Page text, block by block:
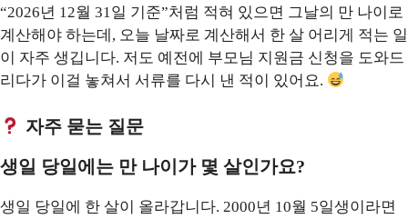
“2026년 12월 31일 기준”처럼 적혀 있으면 그날의 만 나이로
계산해야 하는데, 오늘 날짜로 계산해서 한 살 어리게 적는 일
이 자주 생깁니다. 저도 예전에 부모님 지원금 신청을 도와드
리다가 이걸 놓쳐서 서류를 다시 낸 적이 있어요.
자주 묻는 질문
생일 당일에는 만 나이가 몇 살인가요?
생일 당일에 한 살이 올라갑니다. 2000년 10월 5일생이라면